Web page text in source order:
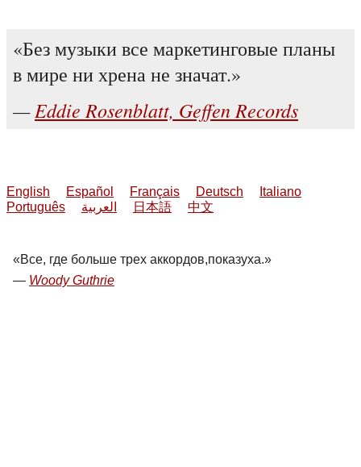
Без музыки все маркетинговые планы
в мире ни хрена не значат.
Eddie Rosenblatt, Geffen Records
English Español Français Deutsch
Italiano
Português
العربية 日本語 中文
Все, где больше трех аккордов,показуха.
Woody Guthrie